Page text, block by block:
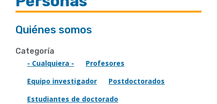
Quiénes somos
Categoría
- Cualquiera -
Profesores
Equipo investigador
Postdoctorados
Estudiantes de doctorado